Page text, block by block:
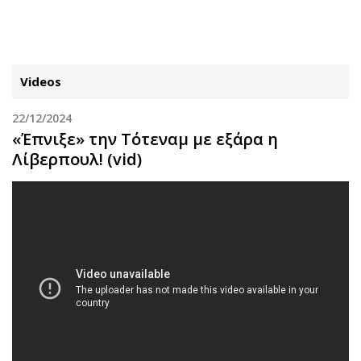
ΚΑΤΗΓΟΡΙΕΣ
Κύπρος
Εκλογές 2024
Προεδρικές 2023
Ενοικιάζονται
Videos
22/12/2024
«Έπνιξε» την Τότεναμ με εξάρα η
Λίβερπουλ! (vid)